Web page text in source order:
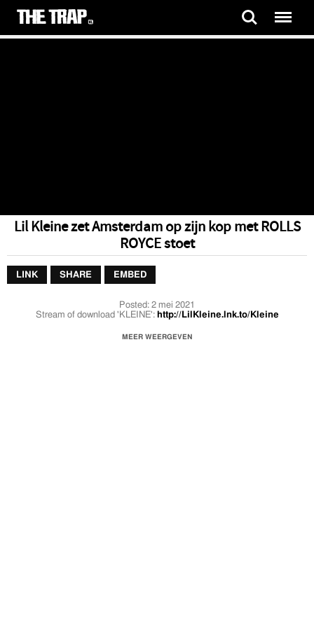
Lil Kleine zet Amsterdam op zijn kop met ROLLS
ROYCE stoet
LINK SHARE EMBED
Posted: 2 mei 2021
Stream of download 'KLEINE': http://LilKleine.lnk.to/Kleine
Bekijk andere video's van Lil Kleine:https://www.youtube.com/watch?
MEER WEERGEVEN